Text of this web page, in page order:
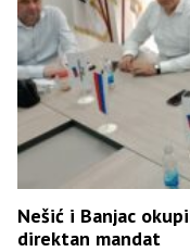
Nešić i Banjac
direktan mandat